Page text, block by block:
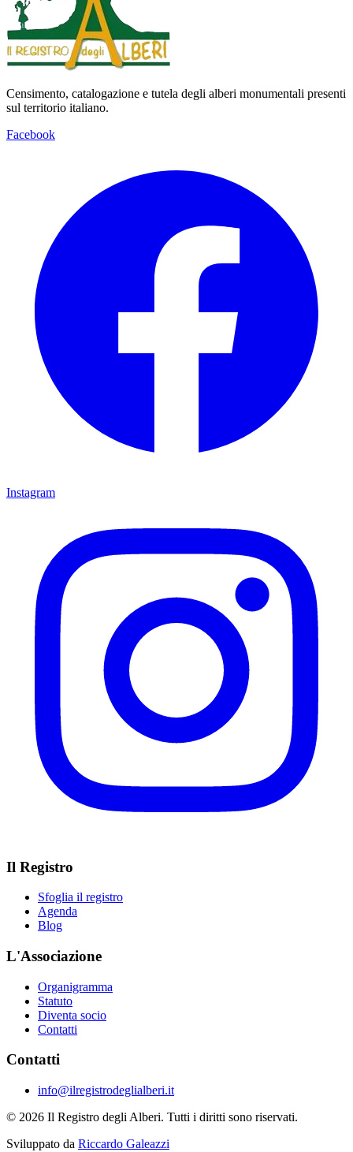
Censimento, catalogazione e tutela degli alberi monumentali presenti
sul territorio italiano.
Facebook
Instagram
Il Registro
Sfoglia il registro
Agenda
Blog
L'Associazione
Organigramma
Statuto
Diventa socio
Contatti
Contatti
info@ilregistrodeglialberi.it
© 2026 Il Registro degli Alberi. Tutti i diritti sono riservati.
Sviluppato da Riccardo Galeazzi